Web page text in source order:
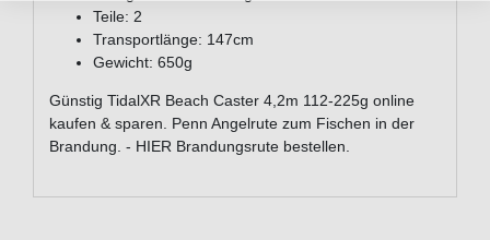
Teile: 2
Transportlänge: 147cm
Gewicht: 650g
Günstig TidalXR Beach Caster 4,2m 112-225g online
kaufen & sparen. Penn Angelrute zum Fischen in der
Brandung. - HIER Brandungsrute bestellen.